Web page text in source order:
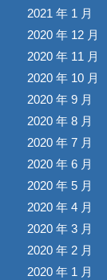
2021 年 1 月
2020 年 12 月
2020 年 11 月
2020 年 10 月
2020 年 9 月
2020 年 8 月
2020 年 7 月
2020 年 6 月
2020 年 5 月
2020 年 4 月
2020 年 3 月
2020 年 2 月
2020 年 1 月